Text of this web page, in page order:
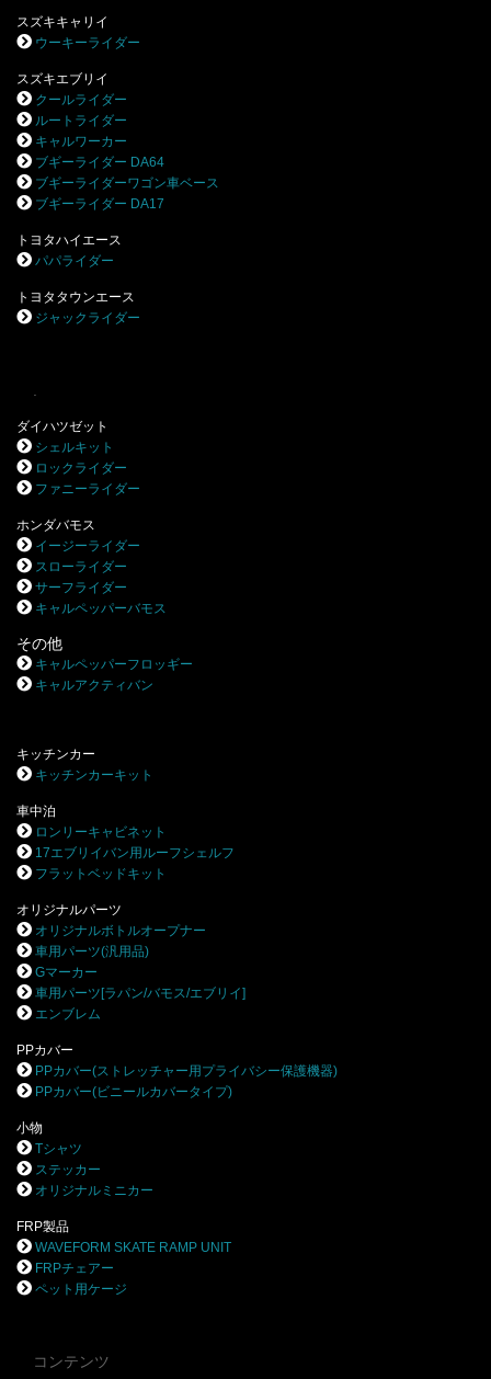
スズキキャリイ
ウーキーライダー
スズキエブリイ
クールライダー
ルートライダー
キャルワーカー
ブギーライダー DA64
ブギーライダーワゴン車ベース
ブギーライダー DA17
トヨタハイエース
パパライダー
トヨタタウンエース
ジャックライダー
ダイハツゼット
シェルキット
ロックライダー
ファニーライダー
ホンダバモス
イージーライダー
スローライダー
サーフライダー
キャルペッパーバモス
その他
キャルペッパーフロッギー
キャルアクティバン
キッチンカー
キッチンカーキット
車中泊
ロンリーキャビネット
17エブリイバン用ルーフシェルフ
フラットベッドキット
オリジナルパーツ
オリジナルボトルオープナー
車用パーツ(汎用品)
Gマーカー
車用パーツ[ラパン/バモス/エブリイ]
エンブレム
PPカバー
PPカバー(ストレッチャー用プライバシー保護機器)
PPカバー(ビニールカバータイプ)
小物
Tシャツ
ステッカー
オリジナルミニカー
FRP製品
WAVEFORM SKATE RAMP UNIT
FRPチェアー
ペット用ケージ
コンテンツ